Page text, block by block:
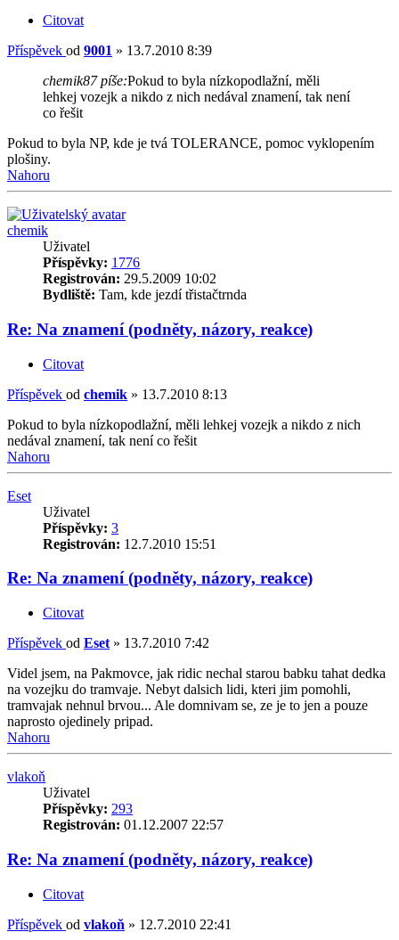
Citovat
Příspěvek od 9001 » 13.7.2010 8:39
chemik87 píše:Pokud to byla nízkopodlažní, měli
lehkej vozejk a nikdo z nich nedával znamení, tak není
co řešit
Pokud to byla NP, kde je tvá TOLERANCE, pomoc vyklopením
plošiny.
Nahoru
chemik
Uživatel
Příspěvky: 1776
Registrován: 29.5.2009 10:02
Bydliště: Tam, kde jezdí třistačtrnda
Re: Na znamení (podněty, názory, reakce)
Citovat
Příspěvek od chemik » 13.7.2010 8:13
Pokud to byla nízkopodlažní, měli lehkej vozejk a nikdo z nich
nedával znamení, tak není co řešit
Nahoru
Eset
Uživatel
Příspěvky: 3
Registrován: 12.7.2010 15:51
Re: Na znamení (podněty, názory, reakce)
Citovat
Příspěvek od Eset » 13.7.2010 7:42
Videl jsem, na Pakmovce, jak ridic nechal starou babku tahat dedka
na vozejku do tramvaje. Nebyt dalsich lidi, kteri jim pomohli,
tramvajak nehnul brvou... Ale domnivam se, ze je to jen a pouze
naprosto ojedinely pripad.
Nahoru
vlakoň
Uživatel
Příspěvky: 293
Registrován: 01.12.2007 22:57
Re: Na znamení (podněty, názory, reakce)
Citovat
Příspěvek od vlakoň » 12.7.2010 22:41